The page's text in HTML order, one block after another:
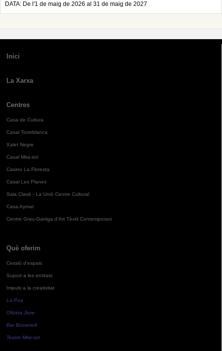
DATA: De l'1 de maig de 2026 al 31 de maig de 2027
Inici
La Xarxa
Centres
Casa de Cultura
Casal Torreblanca
Xalet Negre
Casal Mira-sol
Casino La Floresta
Casal Les Planes
Sala Clavé - La Unió Centre Cultural
Casa Aymat
Centre Grau-Garriga d'Art Tèxtil Contemporani
Què oferim
Cessió d'espais
Suport a les entitats
Impuls a la creativitat
La Pua
Oficina Jove
Bar Bocamoll
Teatre Mira-sol